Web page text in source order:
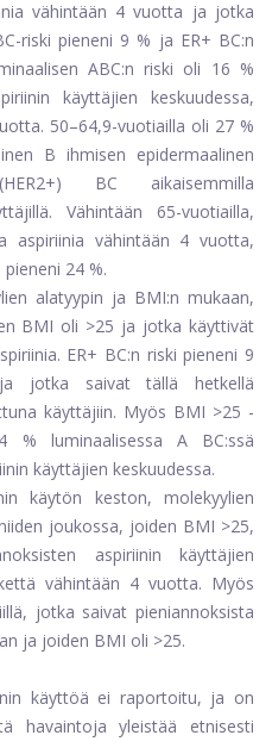
vähintään 4 vuotta ja jotka
riski pieneni 9 % ja ER+ BC:n
ABC:n riski oli 16 %
käyttäjien keskuudessa,
50–64,9-vuotiailla oli 27 %
B ihmisen epidermaalinen
BC aikaisemmilla
Vähintään 65-vuotiailla,
aspiriinia vähintään 4 vuotta,
24 %.
alatyypin ja BMI:n mukaan,
BMI oli >25 ja jotka käyttivät
ER+ BC:n riski pieneni 9
jotka saivat tällä hetkellä
käyttäjiin. Myös BMI >25 -
% luminaalisessa A BC:ssä
käyttäjien keskuudessa.
käytön keston, molekyylien
joukossa, joiden BMI >25,
aspiriinin käyttäjien
vähintään 4 vuotta. Myös
jotka saivat pieniannoksista
ja joiden BMI oli >25.
käyttöä ei raportoitu, ja on
havaintoja yleistää etnisesti